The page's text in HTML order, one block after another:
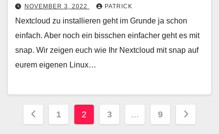
NOVEMBER 3, 2022 PATRICK
Nextcloud zu installieren geht im Grunde ja schon
einfach. Aber noch ein bisschen einfacher geht es mit
snap. Wir zeigen euch wie Ihr Nextcloud mit snap auf
eurem eigenen Linux…
Seitennummerierung
1 2 3 … 9